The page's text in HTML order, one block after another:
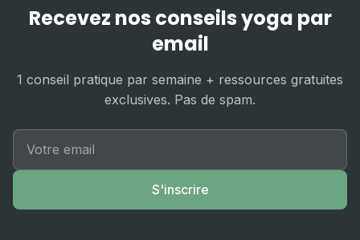
Recevez nos conseils yoga par
email
1 conseil pratique par semaine + ressources gratuites
exclusives. Pas de spam.
S'inscrire